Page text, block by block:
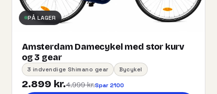
PÅ LAGER
Amsterdam Damecykel med stor kurv
og 3 gear
3 indvendige Shimano gear Bycykel
2.899 kr.4.999 kr.Spar 2100